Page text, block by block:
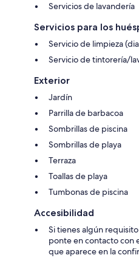
Servicios de lavandería
Servicios para los
Servicio de limpieza
Servicio de tintorería/
Exterior
Jardín
Parrilla de barbacoa
Sombrillas de piscina
Sombrillas de playa
Terraza
Toallas de playa
Tumbonas de piscina
Accesibilidad
Si tienes algún
ponte en contacto con
que aparece en la